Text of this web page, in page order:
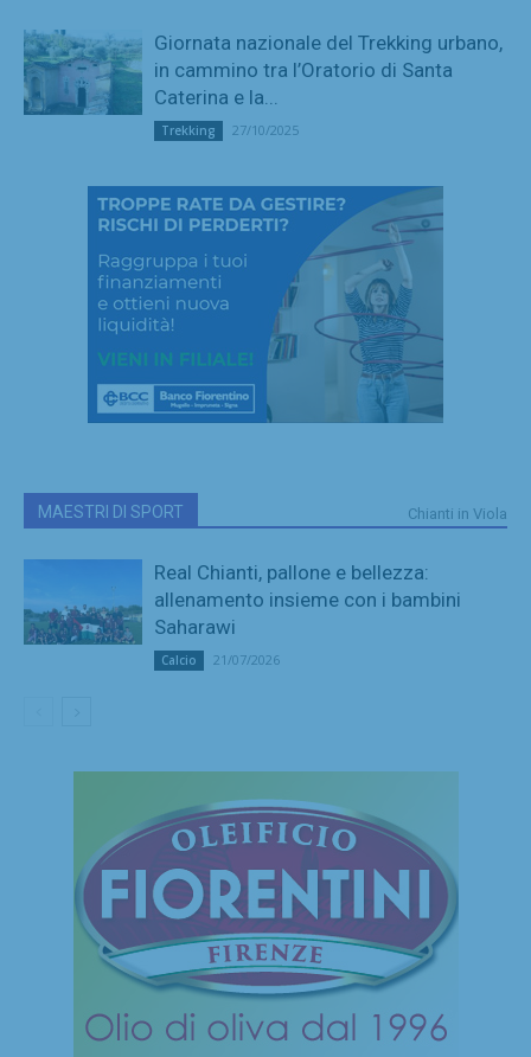
Giornata nazionale del Trekking urbano,
in cammino tra l’Oratorio di Santa
Caterina e la...
Trekking 27/10/2025
MAESTRI DI SPORT Chianti in Viola
Real Chianti, pallone e bellezza:
allenamento insieme con i bambini
Saharawi
Calcio 21/07/2026